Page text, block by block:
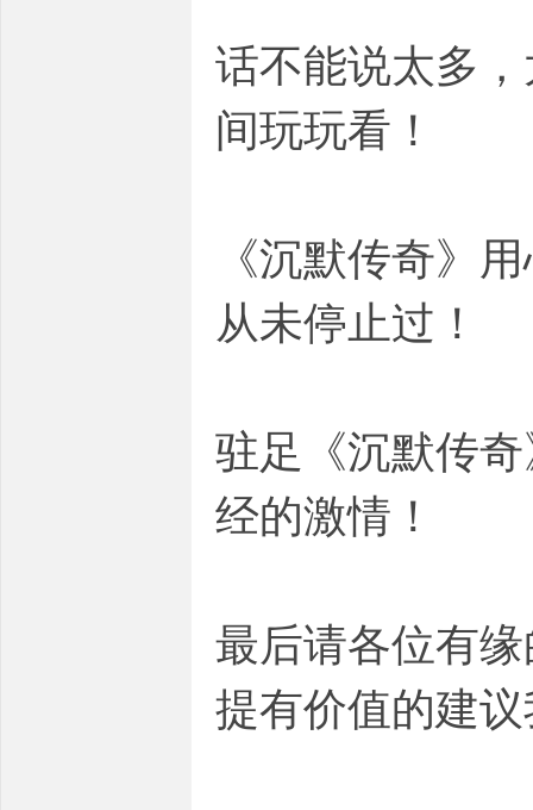
话不能说太多
间玩玩看！
《沉默传奇》
从未停止过！
驻足《沉默传
经的激情！
最后请各位有
提有价值的建